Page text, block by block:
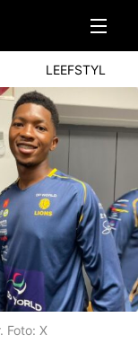
LEEFSTYL
Foto: X